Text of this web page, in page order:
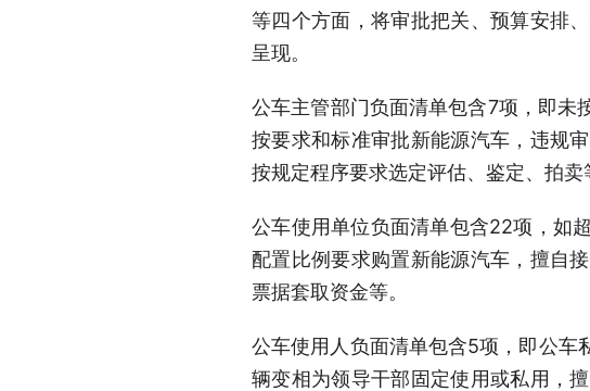
等四个方面，将审批把关、预算安排
呈现。
公车主管部门负面清单包含7项，即未
按要求和标准审批新能源汽车，违规
按规定程序要求选定评估、鉴定、拍卖
公车使用单位负面清单包含22项，如
配置比例要求购置新能源汽车，擅自
票据套取资金等。
公车使用人负面清单包含5项，即公车
辆变相为领导干部固定使用或私用，